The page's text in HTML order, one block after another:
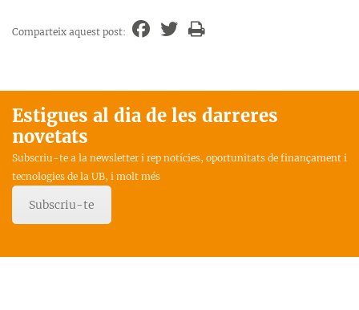
Comparteix aquest post:
Estigues al dia de les darreres
novetats
Subscriu-te a la newsletter i rep notícies, oportunitats de finançament i
tecnologies de la UB, i molt més
Subscriu-te